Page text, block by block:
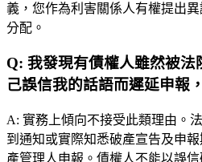
義，您作為利害關係人有權提出
分配。
Q: 我發現有債權人雖然被法
己誤信我的話語而遲延申報
A: 實務上傾向不接受此類理由。
到通知或實際知悉破產宣告及申
產管理人申報。債權人不能以誤